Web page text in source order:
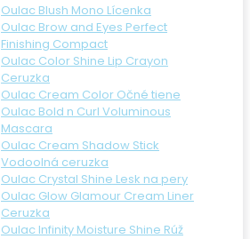
Oulac Blush Mono Lícenka
Oulac Brow and Eyes Perfect
Finishing Compact
Oulac Color Shine Lip Crayon
Ceruzka
Oulac Cream Color Očné tiene
Oulac Bold n Curl Voluminous
Mascara
Oulac Cream Shadow Stick
Vodoolná ceruzka
Oulac Crystal Shine Lesk na pery
Oulac Glow Glamour Cream Liner
Ceruzka
Oulac Infinity Moisture Shine Rúž